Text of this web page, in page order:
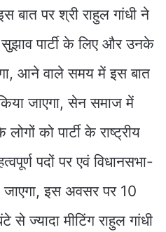
बात पर श्री राहुल गांधी ने
पार्टी के लिए और उनके
आने वाले समय में इस बात
जाएगा, सेन समाज में
को पार्टी के राष्ट्रीय
पदों पर एवं विधानसभा-
जाएगा, इस अवसर पर 10
ज्यादा मीटिंग राहुल गांधी